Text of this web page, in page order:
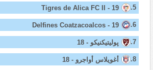
5.
Tigres de Alica FC II - 19
6.
Delfines Coatzacoalcos - 19
7. پوليتيكنيكو - 18
8. أغويلاس أواجرو - 18